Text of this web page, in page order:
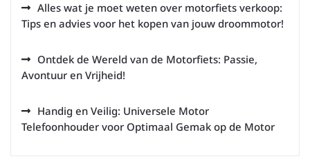
Alles wat je moet weten over motorfiets verkoop:
Tips en advies voor het kopen van jouw droommotor!
Ontdek de Wereld van de Motorfiets: Passie,
Avontuur en Vrijheid!
Handig en Veilig: Universele Motor
Telefoonhouder voor Optimaal Gemak op de Motor